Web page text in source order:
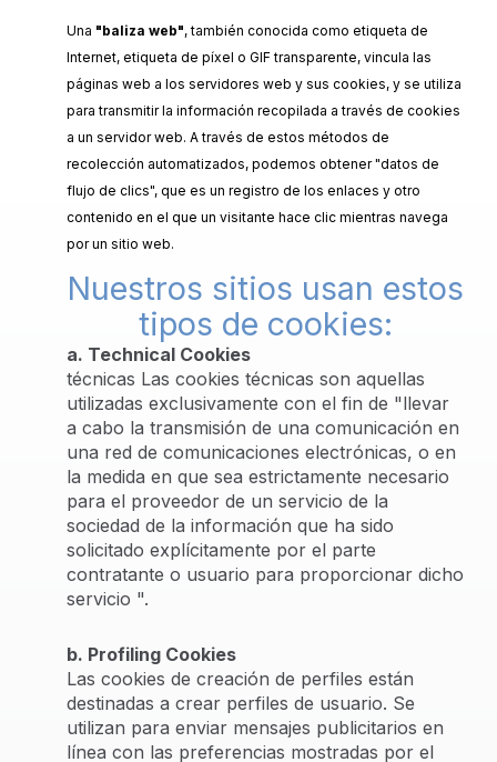
Una "baliza web", también conocida como etiqueta de
Internet, etiqueta de píxel o GIF transparente, vincula las
páginas web a los servidores web y sus cookies, y se utiliza
para transmitir la información recopilada a través de cookies
a un servidor web. A través de estos métodos de
recolección automatizados, podemos obtener "datos de
flujo de clics", que es un registro de los enlaces y otro
contenido en el que un visitante hace clic mientras navega
por un sitio web.
Nuestros sitios usan estos
tipos de cookies:
a. Technical Cookies
técnicas Las cookies técnicas son aquellas
utilizadas exclusivamente con el fin de "llevar
a cabo la transmisión de una comunicación en
una red de comunicaciones electrónicas, o en
la medida en que sea estrictamente necesario
para el proveedor de un servicio de la
sociedad de la información que ha sido
solicitado explícitamente por el parte
contratante o usuario para proporcionar dicho
servicio ".
b. Profiling Cookies
Las cookies de creación de perfiles están
destinadas a crear perfiles de usuario. Se
utilizan para enviar mensajes publicitarios en
línea con las preferencias mostradas por el